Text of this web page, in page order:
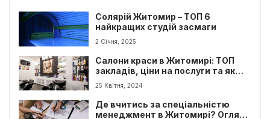
Солярій Житомир – ТОП 6
найкращих студій засмаги
2 Січня, 2025
Салони краси в Житомирі: ТОП
закладів, ціни на послуги та як
обрати найкращий салон
25 Квітня, 2024
Де вчитись за спеціальністю
менеджмент в Житомирі? Огляд